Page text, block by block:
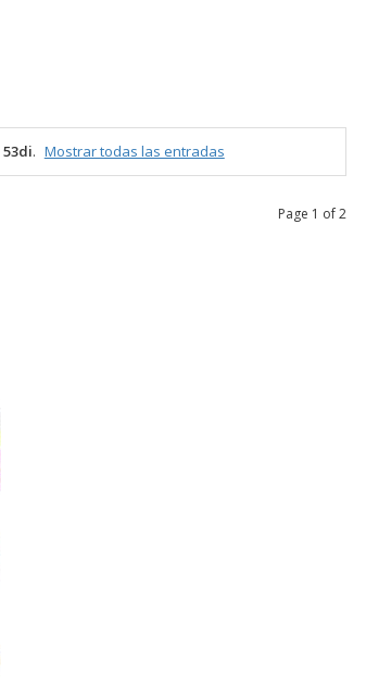
53di. Mostrar todas las entradas
Page 1 of 2